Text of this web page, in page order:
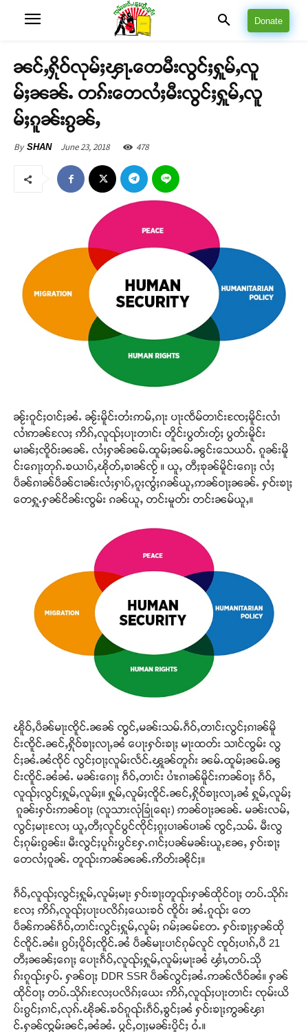
Donate
ၼင်ႇႁိုဝ်လုမ်ႈၾႃႉတေမီးလွင်ႈႁူမ်ႇလူ
မ်ႈၼၼ်ႉ တၵ်းတေလႆႈမီးလွင်ႈႁူမ်ႇလူ
မ်ႈၵူၼ်းၵွၼ်ႇ
By SHAN June 23, 2018 478
ၼႂ်းဝူင်ႈဝၢင်ႈၼႆႉ ၼႂ်းမိူင်းတႆးဢမ်ႇၵႃး ပႃးၸဵမ်တၢင်းၸႄႈမိူင်းလၢႆ
လၢႆဢၼ်လႄႈ ဢိၵ်ႇလူၺ်ႈပႃးတၢင်း တိူင်းပွတ်းတႂ်ႈ ပွတ်းမိူင်း
မၢၼ်ႈၸိူဝ်းၼၼ်ႉ လႆႈႁၼ်ၼမ်ႉထူမ်ႈၼမ်ႉၼွင်းသေယဝ်ႉ ၵူၼ်းမိူ
င်းၵေႃႈတုၵ်ႉၶယၢပ်ႇၽိုတ်ႇၶၢၼ်ၸႂ် ။ ယူႇ တီႈၶုၼ်မိူင်းၵေႃႈ လႆႈ
ပဵၼ်ၵၢၼ်ပဵၼ်ငၢၼ်းလႆႈႁၢပ်ႇၵူႈၸွႆႈၵၼ်ယူႇဢၼ်ဝႃႈၼၼ်ႉ ႁဝ်းၶႃႈ
တေႁူႉႁၼ်ငိၼ်းၸွမ်း ၵၼ်ယူႇ တင်းမူတ်း တင်းၼမ်ယူႇ။
ၽိူဝ်ႇပဵၼ်မႃးၸိူင်ႉၼၼ် ၸွင်ႇမၼ်းသမ်ႉၵဵဝ်ႇတၢင်းလွင်ႈၵၢၼ်မိူ
င်းၸိူင်ႉၼင်ႇႁိုဝ်ၶႃႈလႃႇၼႆ ပေႃးႁဝ်းၶႃႈ မႃးထတ်း သၢင်ၸွမ်း လွ
င်ႈၼႆႉၼႆၸိုင် လွင်ႈဝႃႈလူမ်းလႅင်ႉၾူၼ်တူၵ်း ၼမ်ႉထူမ်ႈၼမ်ႉၼွ
င်းၸိူင်ႉၼႆၼႆႉ မၼ်းၵေႃႈ ၵဵဝ်ႇတၢင်း ပၢႆးၵၢၼ်မိူင်းဢၼ်ဝႃႈ ၵဵဝ်ႇ
လူၺ်ႈလွင်ႈႁူမ်ႇလူမ်ႈ။ ႁူမ်ႇလူမ်ႈၸိူင်ႉၼင်ႇႁိုဝ်ၶႃႈလႃႇၼႆ ႁူမ်ႇလူမ်ႈ
ၵူၼ်းႁဝ်းဢၼ်ဝႃႈ (လူသားလုံခြုံရေး) ဢၼ်ဝႃႈၼၼ်ႉ မၼ်းလမ်ႇ
လွင်ႈမႃးလႄႈ ယူႇတီႈလူင်ပွင်ၸိုင်ႈၵူႈပၢၼ်ပၢၼ် ၸွင်ႇသမ်ႉ မီးလွ
င်ႈၵုမ်းၵွၼ်း၊ မီးလွင်ႈပူၵ်းပွင်ႁႄႉၵၢင်ႈပၼ်မၼ်းယူႇၼႄႇ ႁဝ်းၶႃႈ
တေလႆႈဝူၼ်ႉ တူၺ်းဢၼ်ၼၼ်ႉဢိတ်းၼိုင်ႈ။
ၵဵဝ်ႇလူၺ်ႈလွင်ႈႁူမ်ႇလူမ်ႈမႃး ႁဝ်းၶႃႈတူၺ်းႁၼ်ထိုင်ဝႃႈ တပ်ႉသိုၵ်း
လႄႈ ဢိၵ်ႇလူၺ်ႈပႃးပလိၵ်ႈယေးၶဝ် ၸိူဝ်း ၼႆႉၵူၺ်း တေ
ပဵၼ်ဢၼ်ၵဵဝ်ႇတၢင်းလွင်ႈႁူမ်ႇလူမ်ႈ ၵမ်ႈၼမ်တႄႉ ႁဝ်းၶႃႈႁၼ်ထို
င်ၸိူင်ႉၼႆ။ ၵွပ်ႈပိူဝ်ႈၸိူင်ႉၼႆ ပဵၼ်မႃးပၢင်ၵုမ်လူင် ၸူဝ်ႈပၢၵ်ႇပီ 21
တီႈၼၼ်ႈၵေႃႈ ပေႃးၵဵဝ်ႇလူၺ်ႈႁူမ်ႇလူမ်ႈမႃးၼႆ ၾၢႆႇတပ်ႉသို
ၵ်းၵူၺ်းႁပ်ႉ ႁၼ်ဝႃႈ DDR SSR ပဵၼ်လွင်ႈၼႆႉဢၼ်လဵဝ်ၼႆ။ ႁၼ်
ထိုင်ဝႃႈ တပ်ႉသိုၵ်းလႄႈပလိၵ်ႈယေး ဢိၵ်ႇလူၺ်ႈပႃးတၢင်း ၸုမ်းယိ
ပ်းၵွင်ႈၵၢင်ႇလုၵ်ႉၽိုၼ်ႉၶဝ်ၵူၺ်းၵဵဝ်ႇၶွင်ႈၼႆ ႁဝ်းၶႃႈဢွၼ်ၾၢ
င်ႉႁၼ်ၸွမ်းၼင်ႇၼႆၼႆႉ ပွင်ႇဝႃႈမၼ်းပိူင်ႈ ဝႆႉ။